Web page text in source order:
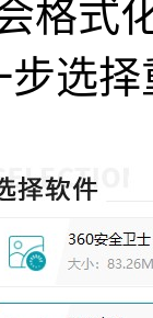
式化
选